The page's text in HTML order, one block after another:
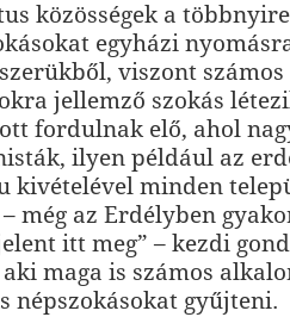
közösségek a
egyházi
viszont
jellemző szokás
fordulnak elő, ahol
ilyen például az
kivételével minden
még az Erdélyben
itt meg” – kezdi
maga is számos
népszokásokat gyűjteni.